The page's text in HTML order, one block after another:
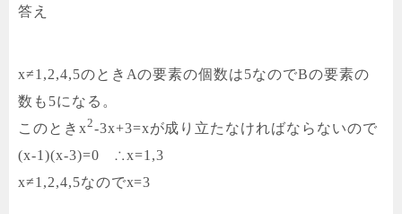
答え
x≠1,2,4,5のときAの要素の個数は5なのでBの要素の
数も5になる。
このときx2-3x+3=xが成り立たなければならないので
(x-1)(x-3)=0 ∴x=1,3
x≠1,2,4,5なのでx=3